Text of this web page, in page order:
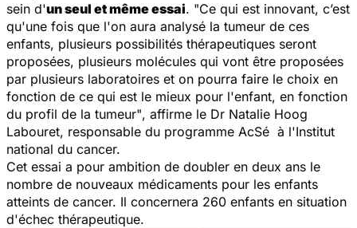
sein d'un seul et même essai. "Ce qui est innovant, c’est
qu'une fois que l'on aura analysé la tumeur de ces
enfants, plusieurs possibilités thérapeutiques seront
proposées, plusieurs molécules qui vont être proposées
par plusieurs laboratoires et on pourra faire le choix en
fonction de ce qui est le mieux pour l'enfant, en fonction
du profil de la tumeur", affirme le Dr Natalie Hoog
Labouret, responsable du programme AcSé à l'Institut
national du cancer.
Cet essai a pour ambition de doubler en deux ans le
nombre de nouveaux médicaments pour les enfants
atteints de cancer. Il concernera 260 enfants en situation
d'échec thérapeutique.